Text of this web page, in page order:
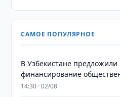
САМОЕ ПОПУЛЯРНОЕ
В Узбекистане
финансирование
14:30 · 02/08